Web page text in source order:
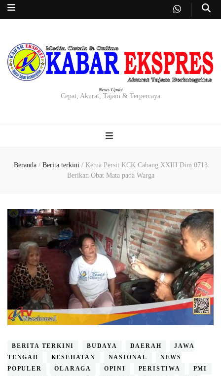
News Updet
Cepat, Akurat, Tajam & Terpercaya
Beranda / Berita terkini / Ketua Persit KCK Cabang XXIII Dim 0713
Berikan Obat Mata pada Warga
BERITA TERKINI BUDAYA DAERAH
JAWA
TENGAH
KESEHATAN NASIONAL
NEWS
POPULER
OLARAGA OPINI PERISTIWA
PMI